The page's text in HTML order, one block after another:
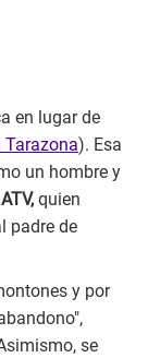
en lugar de
Tarazona). Esa
un hombre y
ATV, quien
padre de
y por
se